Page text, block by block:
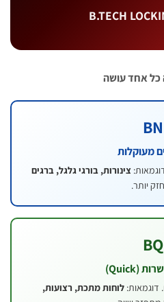
בורגי גלגל, ברגים
מתכת, רצועות,